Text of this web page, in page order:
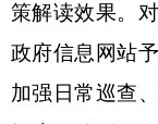
策解读效果。
政府信息网站
加强日常巡查